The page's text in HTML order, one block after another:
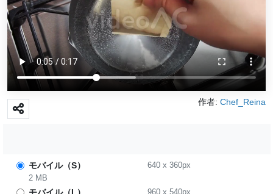
作者: Chef_Reina
モバイル（S） 640x 360px
2 MB
モバイル（L） 960x 540px